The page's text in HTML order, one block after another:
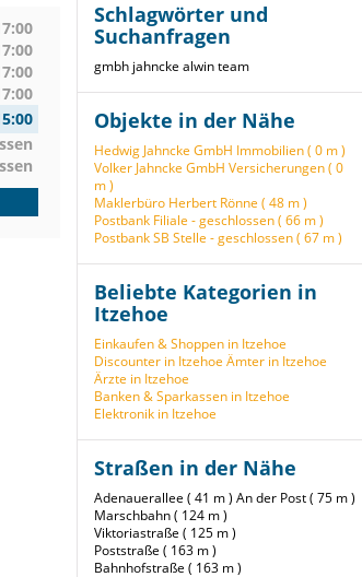
Schlagwörter und
Suchanfragen
gmbh jahncke alwinteam
Objekte in der Nähe
Hedwig Jahncke GmbH Immobilien ( 0 m )
Volker Jahncke GmbH Versicherungen ( 0
m )
Maklerbüro Herbert Rönne ( 48 m )
Postbank Filiale - geschlossen ( 66 m )
Postbank SB Stelle - geschlossen ( 67 m )
Beliebte Kategorien in
Itzehoe
Einkaufen & Shoppen in Itzehoe
Discounter in Itzehoe Ämter in Itzehoe
Ärzte in Itzehoe
Banken & Sparkassen in Itzehoe
Elektronik in Itzehoe
Straßen in der Nähe
Adenauerallee ( 41 m ) An der Post ( 75 m )
Marschbahn ( 124 m )
Viktoriastraße ( 125 m )
Poststraße ( 163 m )
Bahnhofstraße ( 163 m )